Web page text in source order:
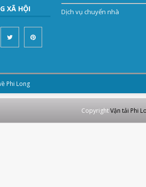
XÃ HỘI
Dịch vụ chuyển nhà
Phi Long
CopyrightVận tải Phi